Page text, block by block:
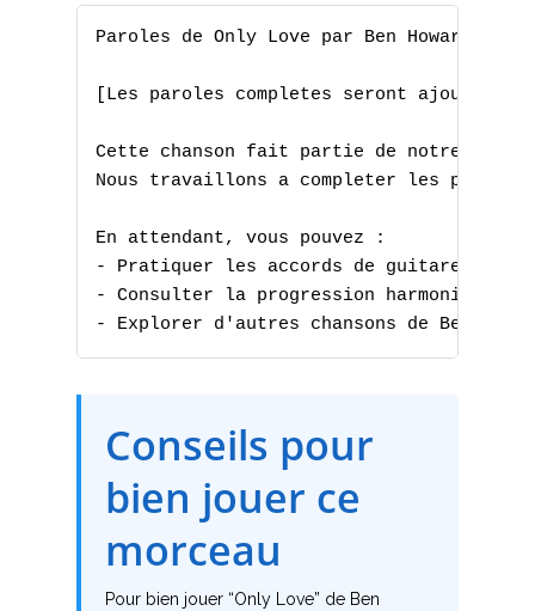
Paroles de Only Love par Ben Howard
[Les paroles completes seront ajoutees
Cette chanson fait partie de notre
Nous travaillons a completer les
En attendant, vous pouvez :
- Pratiquer les accords de guitare
- Consulter la progression harmonique
- Explorer d'autres chansons de Ben
Conseils pour
bien jouer ce
morceau
Pour bien jouer “Only Love” de Ben
A
B
D
E